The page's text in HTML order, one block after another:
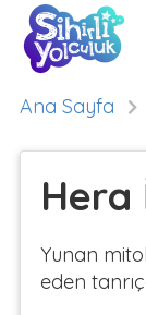
Ana Sayfa
Hera
Yunan
eden